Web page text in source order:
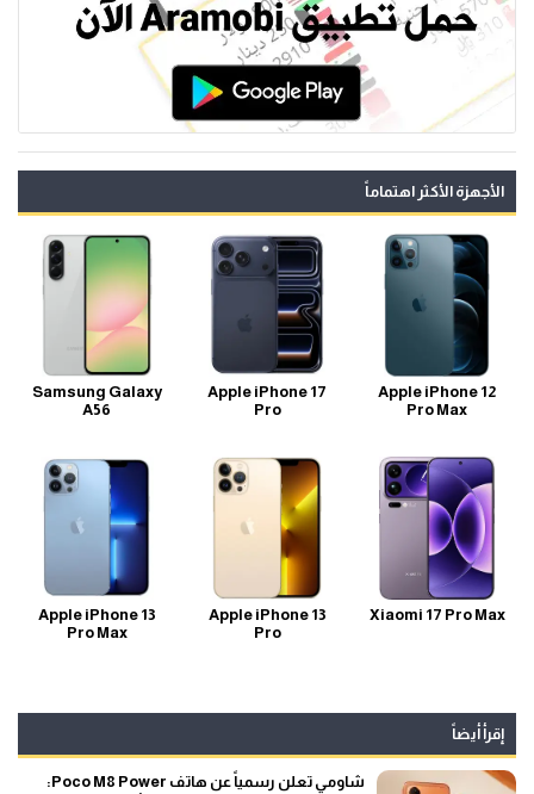
الأجهزة الأكثر اهتماماً
Apple iPhone 12
Pro Max
Apple iPhone 17
Pro
Samsung Galaxy
A56
Xiaomi 17 Pro Max
Apple iPhone 13
Pro
Apple iPhone 13
Pro Max
إقرأ أيضاً
شاومي تعلن رسمياً عن هاتف Poco M8 Power: